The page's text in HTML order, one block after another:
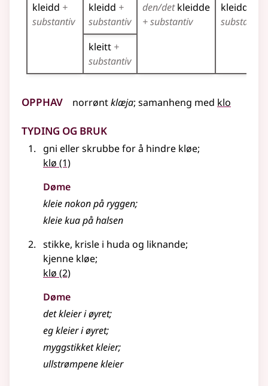
kleidd +
substantiv
kleidd +
substantiv
den/detkleidde
+ substantiv
kleidde
substantiv
kleitt +
substantiv
Opphav norrøntklæja; samanheng med klo
Tyding og bruk
gni eller skrubbe for å hindre kløe;
klø (1)
Døme
kleie nokon på ryggen;
kleie kua på halsen
stikke, krisle i huda og liknande;
kjenne kløe;
klø (2)
Døme
det kleier i øyret;
eg kleier i øyret;
myggstikket kleier;
ullstrømpene kleier